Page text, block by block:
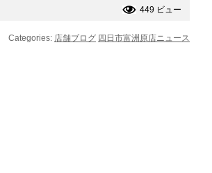
449 ビュー
Categories: 店舗ブログ 四日市富洲原店ニュース